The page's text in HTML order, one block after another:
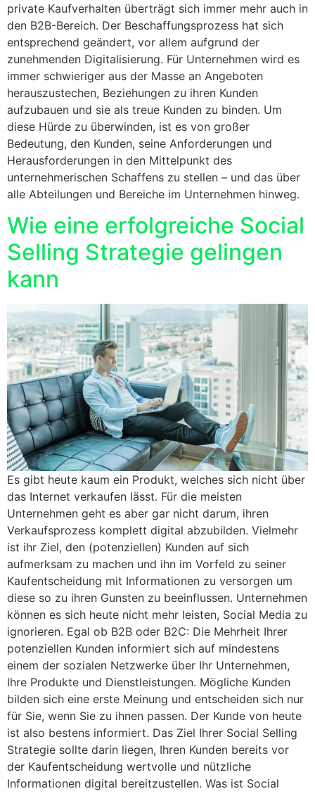
private Kaufverhalten überträgt sich immer mehr auch in
den B2B-Bereich. Der Beschaffungsprozess hat sich
entsprechend geändert, vor allem aufgrund der
zunehmenden Digitalisierung. Für Unternehmen wird es
immer schwieriger aus der Masse an Angeboten
herauszustechen, Beziehungen zu ihren Kunden
aufzubauen und sie als treue Kunden zu binden. Um
diese Hürde zu überwinden, ist es von großer
Bedeutung, den Kunden, seine Anforderungen und
Herausforderungen in den Mittelpunkt des
unternehmerischen Schaffens zu stellen – und das über
alle Abteilungen und Bereiche im Unternehmen hinweg.
Wie eine erfolgreiche Social
Selling Strategie gelingen
kann
Es gibt heute kaum ein Produkt, welches sich nicht über
das Internet verkaufen lässt. Für die meisten
Unternehmen geht es aber gar nicht darum, ihren
Verkaufsprozess komplett digital abzubilden. Vielmehr
ist ihr Ziel, den (potenziellen) Kunden auf sich
aufmerksam zu machen und ihn im Vorfeld zu seiner
Kaufentscheidung mit Informationen zu versorgen um
diese so zu ihren Gunsten zu beeinflussen. Unternehmen
können es sich heute nicht mehr leisten, Social Media zu
ignorieren. Egal ob B2B oder B2C: Die Mehrheit Ihrer
potenziellen Kunden informiert sich auf mindestens
einem der sozialen Netzwerke über Ihr Unternehmen,
Ihre Produkte und Dienstleistungen. Mögliche Kunden
bilden sich eine erste Meinung und entscheiden sich nur
für Sie, wenn Sie zu ihnen passen. Der Kunde von heute
ist also bestens informiert. Das Ziel Ihrer Social Selling
Strategie sollte darin liegen, Ihren Kunden bereits vor
der Kaufentscheidung wertvolle und nützliche
Informationen digital bereitzustellen. Was ist Social